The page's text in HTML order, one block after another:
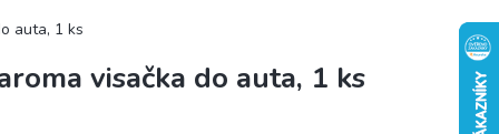
auta, 1 ks
visačka do auta, 1 ks